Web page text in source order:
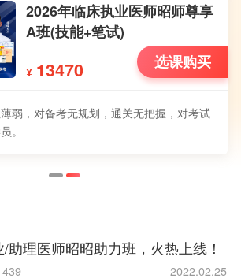
2026年临床执业医师昭师尊享
A班(技能+笔试)
¥ 13470 选课购买
弱，对备考无规划，通关无把握，对考试
。
助理医师昭昭助力班，火热上线！
2022.02.25